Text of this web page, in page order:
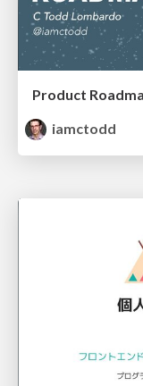
Product
iamctodd